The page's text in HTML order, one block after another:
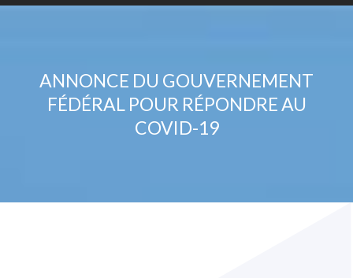
ANNONCE DU GOUVERNEMENT
FÉDÉRAL POUR RÉPONDRE AU
COVID-19